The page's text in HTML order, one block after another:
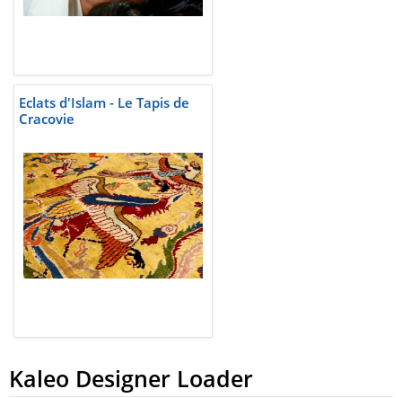
Eclats d'Islam - Le Tapis de
Cracovie
Kaleo Designer Loader